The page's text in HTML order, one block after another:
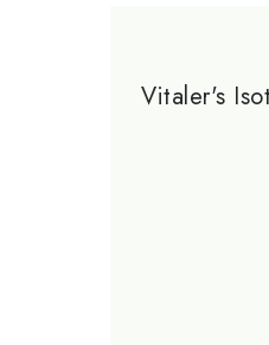
Vitaler's